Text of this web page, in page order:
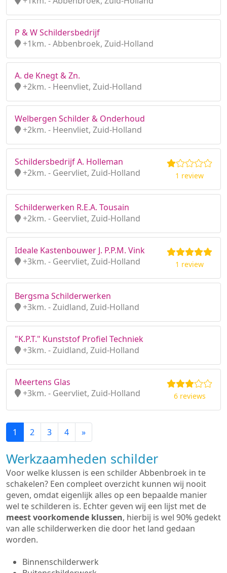
P & W Schildersbedrijf
+1km. - Abbenbroek, Zuid-Holland
A. de Knegt & Zn.
+2km. - Heenvliet, Zuid-Holland
Welbergen Schilder & Onderhoud
+2km. - Heenvliet, Zuid-Holland
Schildersbedrijf A. Holleman
+2km. - Geervliet, Zuid-Holland
1 review
Schilderwerken R.E.A. Tousain
+2km. - Geervliet, Zuid-Holland
Ideale Kastenbouwer J. P.P.M. Vink
+3km. - Geervliet, Zuid-Holland
1 review
Bergsma Schilderwerken
+3km. - Zuidland, Zuid-Holland
"K.P.T." Kunststof Profiel Techniek
+3km. - Zuidland, Zuid-Holland
Meertens Glas
+3km. - Geervliet, Zuid-Holland
6 reviews
1 2 3 4 »
Werkzaamheden schilder
Voor welke klussen is een schilder Abbenbroek in te
schakelen? Een compleet overzicht kunnen wij nooit
geven, omdat eigenlijk alles op een bepaalde manier
wel te schilderen is. Echter geven wij een lijst met de
meest voorkomende klussen, hierbij is wel 90% gedekt
van alle schilderwerken die door het land gedaan
worden.
Binnenschilderwerk